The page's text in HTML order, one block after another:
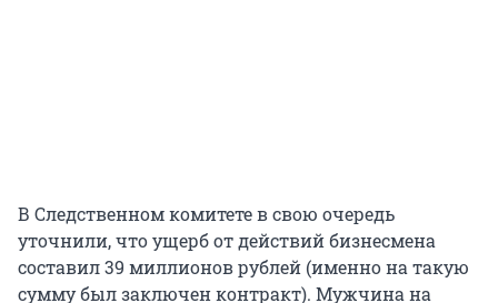
В Следственном комитете в свою очередь
уточнили, что ущерб от действий бизнесмена
составил 39 миллионов рублей (именно на такую
сумму был заключен контракт). Мужчина на